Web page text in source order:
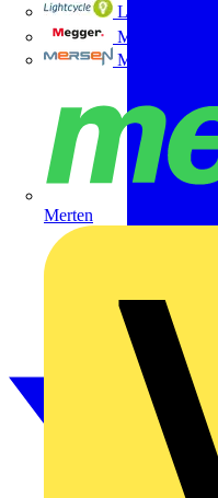
Megger
Mersen
Merten